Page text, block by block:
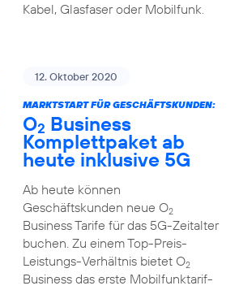
Kabel, Glasfaser oder Mobilfunk.
12. Oktober 2020
MARKTSTART FÜR GESCHÄFTSKUNDEN:
O2 Business
Komplettpaket ab
heute inklusive 5G
Ab heute können
Geschäftskunden neue O2
Business Tarife für das 5G-Zeitalter
buchen. Zu einem Top-Preis-
Leistungs-Verhältnis bietet O2
Business das erste Mobilfunktarif-